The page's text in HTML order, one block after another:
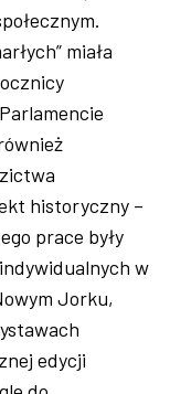
miała
ównież
historyczny –
prace były
w
Jorku,
edycji